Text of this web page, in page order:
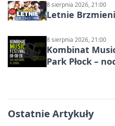
8 sierpnia 2026, 21:00
Letnie
8 sierpnia 2026, 21:00
Kombinat
Park Płock –
Ostatnie Artykuły